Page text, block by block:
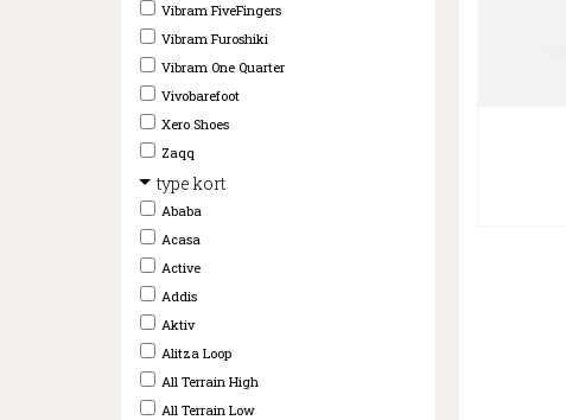
Vibram FiveFingers
Vibram Furoshiki
Vibram One Quarter
Vivobarefoot
Xero Shoes
Zaqq
type kort
Ababa
Acasa
Active
Addis
Aktiv
Alitza Loop
All Terrain High
All Terrain Low